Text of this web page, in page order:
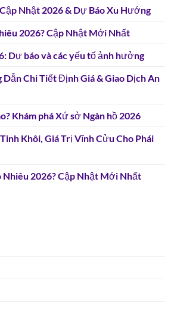
Nhật 2026 & Dự Báo Xu Hướng
2026? Cập Nhật Mới Nhất
Dự báo và các yếu tố ảnh hưởng
Dẫn Chi Tiết Định Giá & Giao Dịch An
Khám phá Xứ sở Ngàn hồ 2026
Khôi, Giá Trị Vĩnh Cửu Cho Phái
Nhiêu 2026? Cập Nhật Mới Nhất